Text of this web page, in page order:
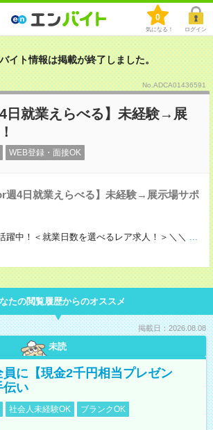
0
気になる！ ログイン
イト情報は掲載が終了しました。
No.ADCA01436591
4日就業えらべる】未経験→展
WEB登録・面接OK
週4日就業えらべる】未経験→展示場サポ
躍中！＜就業日数を選べるレア求人！＞＼＼ ...
たの閲覧履歴からのオススメ
掲載日：2026.08.08
未読
に【現金2千円相当プレゼン
伝い
社会人未経験OK
ブランクOK